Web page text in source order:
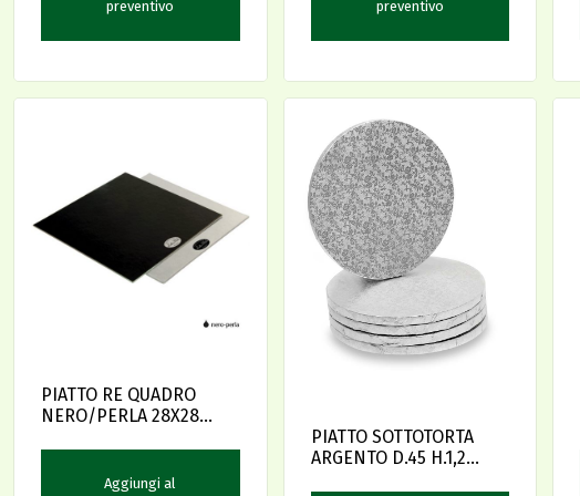
preventivo preventivo
PIATTO RE QUADRO
NERO/PERLA 28X28
Aggiungi al
PIATTO SOTTOTORTA
ARGENTO D.45 H.1,2